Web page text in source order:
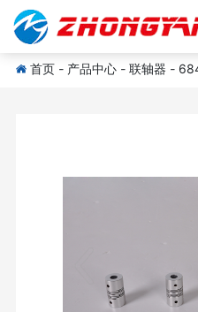
网站首页
首页 - 产品中心 - 联轴器 -